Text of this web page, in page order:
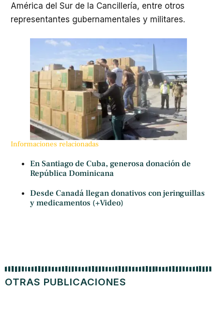
América del Sur de la Cancillería, entre otros
representantes gubernamentales y militares.
Informaciones relacionadas
En Santiago de Cuba, generosa donación de
República Dominicana
Desde Canadá llegan donativos con jeringuillas
y medicamentos (+Video)
OTRAS PUBLICACIONES